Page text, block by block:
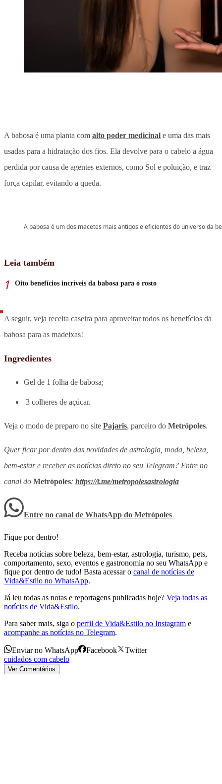
A babosa é uma planta com alto poder medicinal e uma das mais
usadas para a hidratação dos fios. Ela devolve para o cabelo a água
perdida por causa de agentes externos, como Sol e poluição, e traz
força capilar, evitando a queda.
A babosa é um dos macetes mais antigos e eficientes do universo da
Leia também
Oito benefícios incríveis da babosa para o rosto
A seguir, veja receita caseira para aproveitar todos os benefícios da
babosa para as madeixas!
Ingredientes
Gel de 1 folha de babosa;
3 colheres de açúcar.
Veja o modo de preparo no site Pajaris, parceiro do Metrópoles.
Quer ficar por dentro das novidades de astrologia, moda, beleza,
bem-estar e receber as notícias direto no seu Telegram? Entre no
canal do Metrópoles: https://t.me/metropolesastrologia
Entre no canal de WhatsApp do Metrópoles
Fique por dentro!
Receba notícias sobre beleza, bem-estar, astrologia, turismo, pets,
comportamento, sexo, eventos e gastronomia no seu WhatsApp e
fique por dentro de tudo! Basta acessar o canal de notícias de
Vida&Estilo no WhatsApp.
Já leu todas as notas e reportagens publicadas hoje? Veja todas as
notícias de Vida&Estilo.
Para saber mais, siga o perfil de Vida&Estilo no Instagram e
acompanhe as notícias no Telegram.
Enviar no WhatsApp Facebook
Twitter
cuidados com cabelo
Ver Comentários